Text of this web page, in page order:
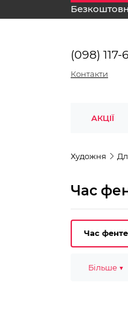
(098) 117-
Контакти
АКЦІЇ
Художня
Час
Люсі
Час
Більше ▼